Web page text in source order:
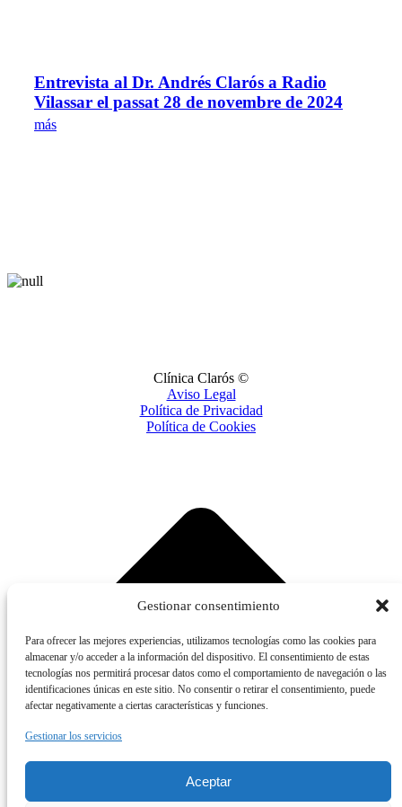
Gestionar consentimiento
Para ofrecer las mejores experiencias, utilizamos tecnologías como las cookies para
almacenar y/o acceder a la información del dispositivo. El consentimiento de estas
tecnologías nos permitirá procesar datos como el comportamiento de navegación o las
identificaciones únicas en este sitio. No consentir o retirar el consentimiento, puede
afectar negativamente a ciertas características y funciones.
Gestionar los servicios
Aceptar
Entrevista al Dr. Andrés Clarós a Radio
Vilassar el passat 28 de novembre de 2024
más
Clínica Clarós ©
Aviso Legal
Política de Privacidad
Política de Cookies